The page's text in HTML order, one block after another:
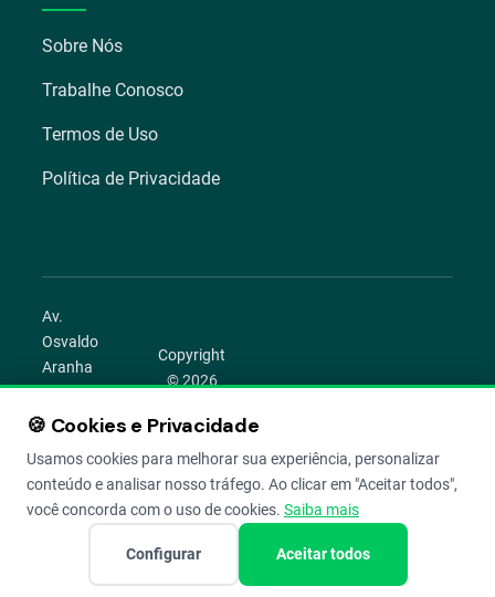
Sobre Nós
Trabalhe Conosco
Termos de Uso
Política de Privacidade
Av.
Osvaldo
Aranha
1022 –
Bom
Porto
Alegre –
RS
Copyright
© 2026
Todos os
direitos
reservados.
🍪 Cookies e Privacidade
Usamos cookies para melhorar sua experiência, personalizar
conteúdo e analisar nosso tráfego. Ao clicar em "Aceitar todos",
você concorda com o uso de cookies. Saiba mais
Configurar Aceitar todos